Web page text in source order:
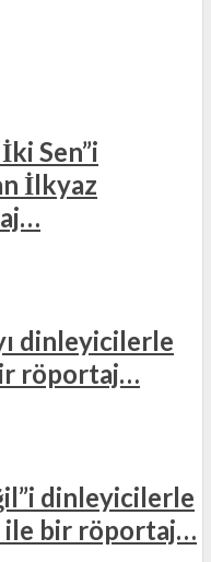
Sen”i
İlkyaz
dinleyicilerle
röportaj…
dinleyicilerle
ile bir röportaj…